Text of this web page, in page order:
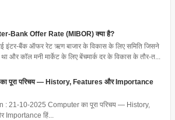
Bank Offer Rate (MIBOR) क्या है?
इंटर-बैंक ऑफर रेट ऋण बाजार के विकास के लिए समिति जिसने
और कॉल मनी मार्केट के लिए बेंचमार्क दर के विकास के तौर-त...
पूरा परिचय — History, Features और Importance
: 21-10-2025 Computer का पूरा परिचय — History,
Importance हिं...